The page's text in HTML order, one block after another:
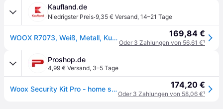
Kaufland.de
Niedrigster Preis·9,35 € Versand, 14–21 Tage
WOOX R7073, Weiß, Metall, Kunststoff, USB, Smart Wireless Gateway, Smart Zigbee PIR Motion Sensor, Smart Zigbee Smoke Alarm, Smart Zigbee..., R7070, R7056, R7049, R7047, R7048, R7051, R7052, R7054, Verkabelt & Kabellos 169,84 €
Oder 3 Zahlungen von 56,61 €¹
Proshop.de
4,99 € Versand, 3–5 Tage
Woox Security Kit Pro - home security system - ZigBee 3.0 174,20 €
Oder 3 Zahlungen von 58,06 €¹